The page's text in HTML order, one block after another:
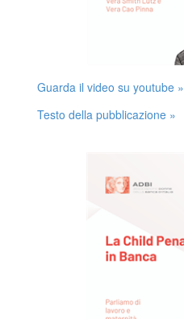
Guarda il video su youtube »
Testo della pubblicazione »